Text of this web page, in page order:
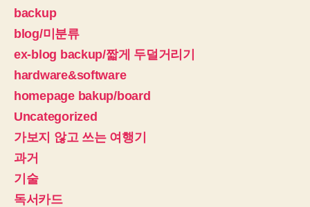
backup
blog/미분류
ex-blog backup/짧게 두덜거리기
hardware&software
homepage bakup/board
Uncategorized
가보지 않고 쓰는 여행기
과거
기술
독서카드